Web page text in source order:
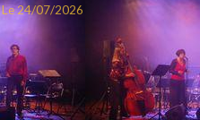
Le 24/07/2026